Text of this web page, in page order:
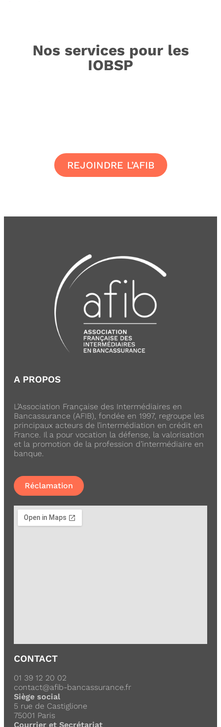
Nos services pour les
IOBSP
REJOINDRE L’AFIB
A PROPOS
L’Association Française des Intermédiaires en
Bancassurance (AFIB), fondée en 1997, regroupe les
principaux acteurs de l’intermédiation en crédit en
France. Il a pour vocation la défense, la valorisation
et la promotion de la profession d’intermédiaire en
banque.
Réclamation
CONTACT
01 39 12 20 02
contact@afib-bancassurance.fr
Siège social
5 rue de Castiglione
75001 Paris
Courrier et Secrétariat